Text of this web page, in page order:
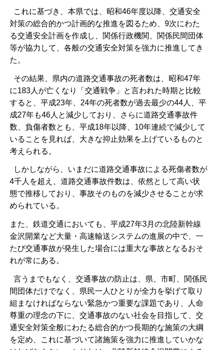
これに基づき、本県では、昭和46年度以降、交通安全
対策の総合的かつ計画的な推進を図るため、9次にわた
る交通安全計画を作成し、関係行政機関、関係民間団体
等が協力して、各般の交通安全対策を強力に推進してき
た。
その結果、県内の道路交通事故の死者数は、昭和47年
に183人が亡くなり「交通戦争」と言われた時期と比較
すると、平成23年、24年の死者数が過去最少の44人、平
成27年も46人と減少しており、さらに道路交通事故件
数、負傷者数とも、平成18年以降、10年連続で減少して
いることを見れば、大きな抑止効果を上げているものと
考えられる。
しかしながら、いまだに道路交通事故による死傷者数が
4千人を超え、道路交通事故件数は、依然として高い状
態で推移しており、事故そのものを減少させることが求
められている。
また、鉄道交通においても、平成27年3月の北陸新幹線
金沢開業など大量・高速輸送システムの進展の中で、一
たび交通事故が発生した場合には重大な事故となるおそ
れが常にある。
言うまでもなく、交通事故の防止は、県、市町、関係民
間団体だけでなく、県民一人ひとりが全力を挙げて取り
組まなければならない緊急かつ重要な課題であり、人命
尊重の理念の下に、交通事故のない社会を目指して、交
通安全対策全般にわたる総合的かつ長期的な施策の大綱
を定め、これに基づいて諸施策を強力に推進していかな